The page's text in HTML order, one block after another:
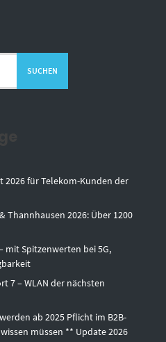
SUCHEN
2026 für Telekom-Kunden der
Thannhausen 2026: Über 1200
mit Spitzenwerten bei 5G,
7 – WLAN der nächsten
ab 2025 Pflicht im B2B-
müssen ** Update 2026